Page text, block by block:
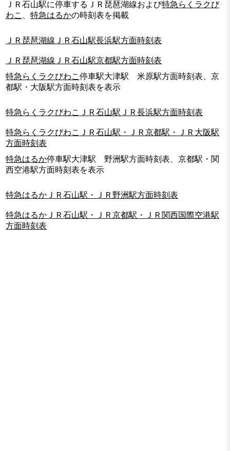
ＪＲ石山駅に停車するＪＲ琵琶湖線および特急らくラクび
わこ 、特急はるかの時刻表を掲載
ＪＲ琵琶湖線ＪＲ石山駅長浜駅方面時刻表
ＪＲ琵琶湖線ＪＲ石山駅京都駅方面時刻表
特急らくラクびわこ停車駅大津駅 米原駅方面時刻表、京
都駅・大阪駅方面時刻表を表示
特急らくラクびわこＪＲ石山駅ＪＲ長浜駅方面時刻表
特急らくラクびわこＪＲ石山駅・ＪＲ京都駅・ＪＲ大阪駅
方面時刻表
特急はるか停車駅大津駅 野洲駅方面時刻表、京都駅・関
西空港駅方面時刻表を表示
特急はるかＪＲ石山駅・ＪＲ野洲駅方面時刻表
特急はるかＪＲ石山駅・ＪＲ京都駅・ＪＲ関西国際空港駅
方面時刻表